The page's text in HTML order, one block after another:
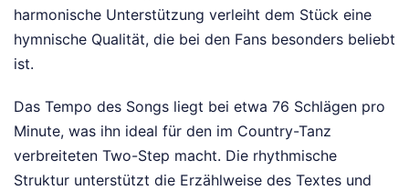
harmonische Unterstützung verleiht dem Stück eine
hymnische Qualität, die bei den Fans besonders beliebt
ist.
Das Tempo des Songs liegt bei etwa 76 Schlägen pro
Minute, was ihn ideal für den im Country-Tanz
verbreiteten Two-Step macht. Die rhythmische
Struktur unterstützt die Erzählweise des Textes und